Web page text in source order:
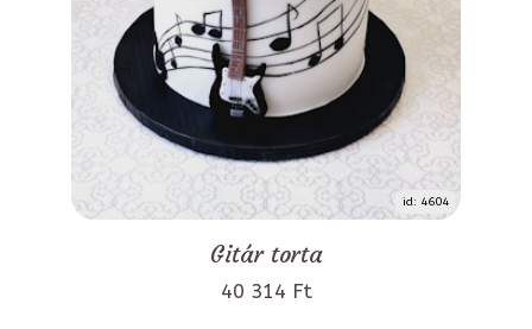
id: 4604
Gitár torta
40 314 Ft